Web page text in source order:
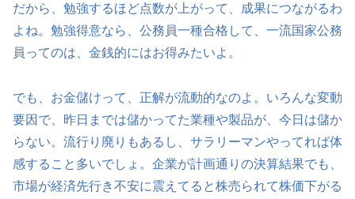
だから、勉強するほど点数が上がって、成果につながるわ
よね。勉強得意なら、公務員一種合格して、一流国家公務
員ってのは、金銭的にはお得みたいよ。
でも、お金儲けって、正解が流動的なのよ。いろんな変動
要因で、昨日までは儲かってた業種や製品が、今日は儲か
らない。流行り廃りもあるし、サラリーマンやってれば体
感すること多いでしょ。企業が計画通りの決算結果でも、
市場が経済先行き不安に震えてると株売られて株価下がる